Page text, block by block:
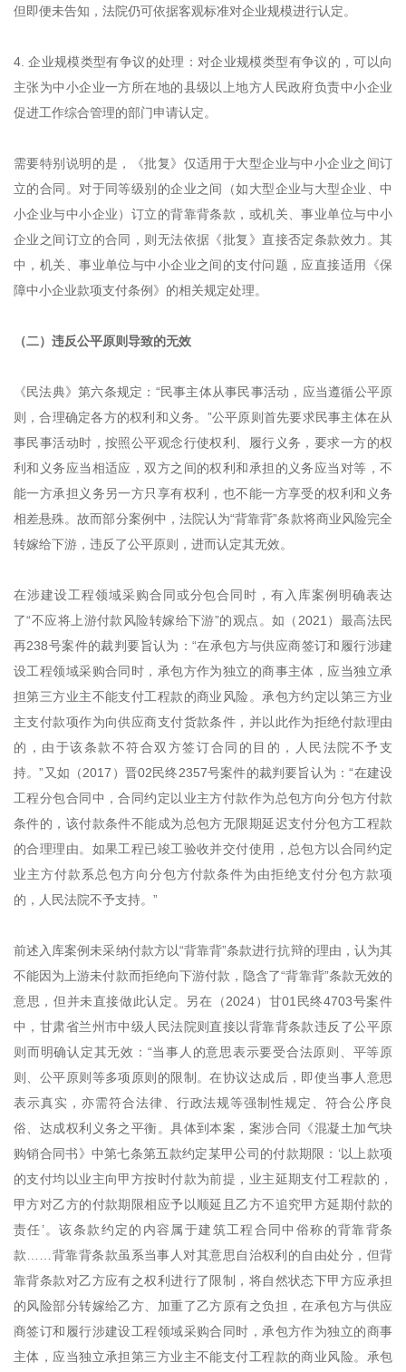
但即便未告知，法院仍可依据客观标准对企业规模进行认定。
4. 企业规模类型有争议的处理：对企业规模类型有争议的，可以向
主张为中小企业一方所在地的县级以上地方人民政府负责中小企业
促进工作综合管理的部门申请认定。
需要特别说明的是，《批复》仅适用于大型企业与中小企业之间订
立的合同。对于同等级别的企业之间（如大型企业与大型企业、中
小企业与中小企业）订立的背靠背条款，或机关、事业单位与中小
企业之间订立的合同，则无法依据《批复》直接否定条款效力。其
中，机关、事业单位与中小企业之间的支付问题，应直接适用《保
障中小企业款项支付条例》的相关规定处理。
（二）违反公平原则导致的无效
《民法典》第六条规定：“民事主体从事民事活动，应当遵循公平原
则，合理确定各方的权利和义务。”公平原则首先要求民事主体在从
事民事活动时，按照公平观念行使权利、履行义务，要求一方的权
利和义务应当相适应，双方之间的权利和承担的义务应当对等，不
能一方承担义务另一方只享有权利，也不能一方享受的权利和义务
相差悬殊。故而部分案例中，法院认为“背靠背”条款将商业风险完全
转嫁给下游，违反了公平原则，进而认定其无效。
在涉建设工程领域采购合同或分包合同时，有入库案例明确表达
了“不应将上游付款风险转嫁给下游”的观点。如（2021）最高法民
再238号案件的裁判要旨认为：“在承包方与供应商签订和履行涉建
设工程领域采购合同时，承包方作为独立的商事主体，应当独立承
担第三方业主不能支付工程款的商业风险。承包方约定以第三方业
主支付款项作为向供应商支付货款条件，并以此作为拒绝付款理由
的，由于该条款不符合双方签订合同的目的，人民法院不予支
持。”又如（2017）晋02民终2357号案件的裁判要旨认为：“在建设
工程分包合同中，合同约定以业主方付款作为总包方向分包方付款
条件的，该付款条件不能成为总包方无限期延迟支付分包方工程款
的合理理由。如果工程已竣工验收并交付使用，总包方以合同约定
业主方付款系总包方向分包方付款条件为由拒绝支付分包方款项
的，人民法院不予支持。”
前述入库案例未采纳付款方以“背靠背”条款进行抗辩的理由，认为其
不能因为上游未付款而拒绝向下游付款，隐含了“背靠背”条款无效的
意思，但并未直接做此认定。另在（2024）甘01民终4703号案件
中，甘肃省兰州市中级人民法院则直接以背靠背条款违反了公平原
则而明确认定其无效：“当事人的意思表示要受合法原则、平等原
则、公平原则等多项原则的限制。在协议达成后，即使当事人意思
表示真实，亦需符合法律、行政法规等强制性规定、符合公序良
俗、达成权利义务之平衡。具体到本案，案涉合同《混凝土加气块
购销合同书》中第七条第五款约定某甲公司的付款期限：‘以上款项
的支付均以业主向甲方按时付款为前提，业主延期支付工程款的，
甲方对乙方的付款期限相应予以顺延且乙方不追究甲方延期付款的
责任’。该条款约定的内容属于建筑工程合同中俗称的背靠背条
款……背靠背条款虽系当事人对其意思自治权利的自由处分，但背
靠背条款对乙方应有之权利进行了限制，将自然状态下甲方应承担
的风险部分转嫁给乙方、加重了乙方原有之负担，在承包方与供应
商签订和履行涉建设工程领域采购合同时，承包方作为独立的商事
主体，应当独立承担第三方业主不能支付工程款的商业风险。承包